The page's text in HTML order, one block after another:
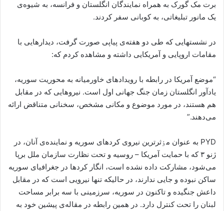
برت مک گورک بە همراه نمایندگان انگلستان و فرانسە، بە شیوەی
یک مانور تبلیغاتی، بە کوبانی سفر کردند.
در نشستهایی کە طی دو هفتەی پیاپی صورت گرفت، دیدارهایی با
مقامات اروپایی و آمریکایی داشتە و مشاهدە کردم کە:
“موضع آمریکا در رابطە با رویدادهای خاورمیانە بە محوریت سوریە،
یادآور انگلستان زمان جنگ جهانی اول است. نیروهایی کە در مقابل
هم هستند، در مورد موضوع و مکانی مشخص، سخنانی متناقض ارائە
می‌دهند.”
PYD بە عنوان مٶثرترین نیروی کردهای سوریە و نمایندەی آنان، در
ژنو ٣ کە با حمایت آمریکا – روسیە و تحت نظارت سازمان ملل برپا
می‌شود، مشارکت دادە نشدە است، انگار کردها در جغرافیای سوریە
ساکن نبودە و جایی ندارند، در حالیکە تنها نیرویی است کە در مقابل
داعش جنگیدە و تاکنون در سوریە، سرزمینی با سە برابر مساحت
لبنان را تحت کنترل دارد. در همین رابطە در مقالەی پیشین خود بە